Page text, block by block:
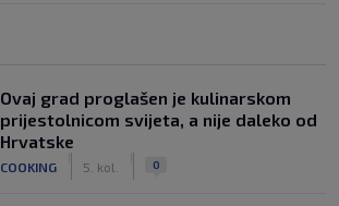
Ovaj grad proglašen je kulinarskom
prijestolnicom svijeta, a nije daleko od
Hrvatske
COOKING 5. kol. 0